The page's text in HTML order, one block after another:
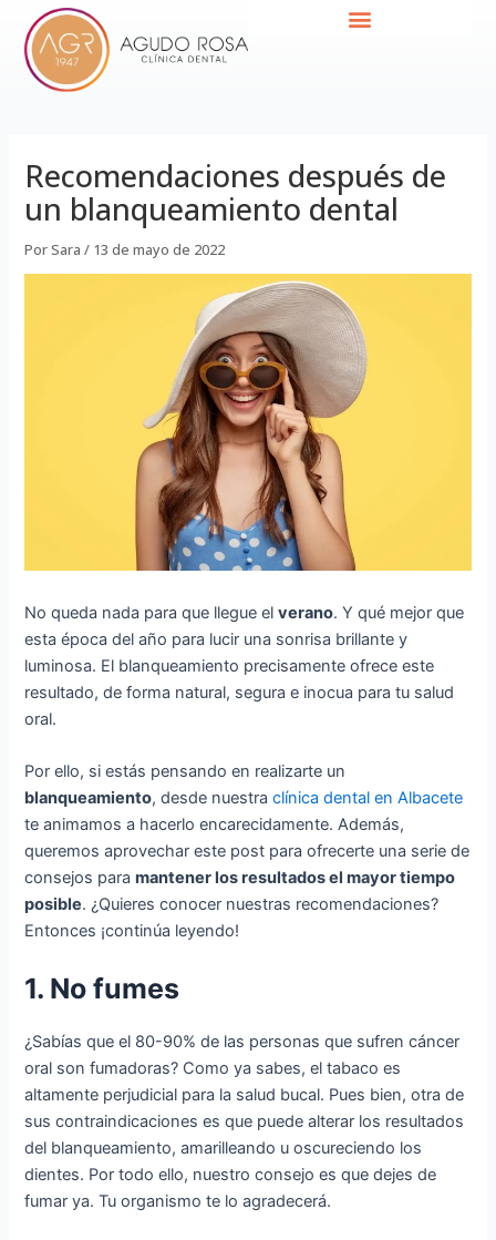
contenido
Recomendaciones después de
un blanqueamiento dental
PorSara/ 13 de mayo de 2022
No queda nada para que llegue elverano. Y qué mejor que
esta época del año para lucir una sonrisa brillante y
luminosa. El blanqueamiento precisamente ofrece este
resultado, de forma natural, segura e inocua para tu salud
oral.
Por ello, si estás pensando en realizarte un
blanqueamiento, desde nuestraclínica dental en Albacete
te animamos a hacerlo encarecidamente. Además,
queremos aprovechar este post para ofrecerte una serie de
consejos paramantener los resultados el mayor tiempo
posible. ¿Quieres conocer nuestras recomendaciones?
Entonces ¡continúa leyendo!
1. No fumes
¿Sabías que el 80-90% de las personas que sufren cáncer
oral son fumadoras? Como ya sabes, el tabaco es
altamente perjudicial para la salud bucal. Pues bien, otra de
sus contraindicaciones es que puede alterar los resultados
del blanqueamiento, amarilleando u oscureciendo los
dientes. Por todo ello, nuestro consejo es que dejes de
fumar ya. Tu organismo te lo agradecerá.
Navegación
de
entradas